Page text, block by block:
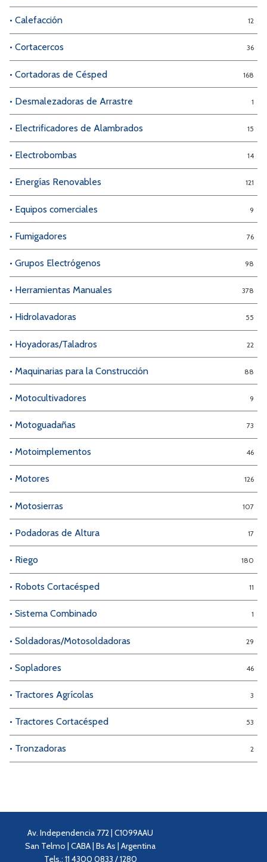
• Calefacción 12
• Cortacercos 36
• Cortadoras de Césped 168
• Desmalezadoras de Arrastre 1
• Electrificadores de Alambrados 15
• Electrobombas 14
• Energías Renovables 121
• Equipos comerciales 9
• Fumigadores 76
• Grupos Electrógenos 98
• Herramientas Manuales 378
• Hidrolavadoras 55
• Hoyadoras/Taladros 22
• Maquinarias para la Construcción 88
• Motocultivadores 9
• Motoguadañas 73
• Motoimplementos 46
• Motores 126
• Motosierras 107
• Podadoras de Altura 17
• Riego 180
• Robots Cortacésped 11
• Sistema Combinado 1
• Soldadoras/Motosoldadoras 29
• Sopladores 46
• Tractores Agrícolas 3
• Tractores Cortacésped 53
• Tronzadoras 2
Av. Independencia 772 | C1099AAU
San Telmo | CABA | Bs As | Argentina
Tels.: 11 4300 0833 / 1280